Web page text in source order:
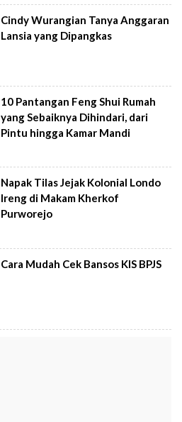
Cindy Wurangian Tanya Anggaran
Lansia yang Dipangkas
10 Pantangan Feng Shui Rumah
yang Sebaiknya Dihindari, dari
Pintu hingga Kamar Mandi
Napak Tilas Jejak Kolonial Londo
Ireng di Makam Kherkof
Purworejo
Cara Mudah Cek Bansos KIS BPJS